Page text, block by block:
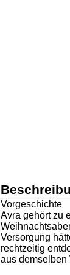
Vorgeschichte
Avra gehört zu
Versorgung
rechtzeitig
aus demselben